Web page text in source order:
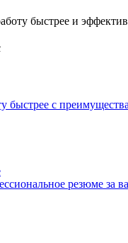
быстрее и
быстрее с
резюме за